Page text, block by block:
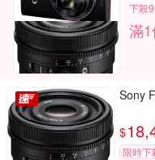
下殺
滿
Sony
$
限時下